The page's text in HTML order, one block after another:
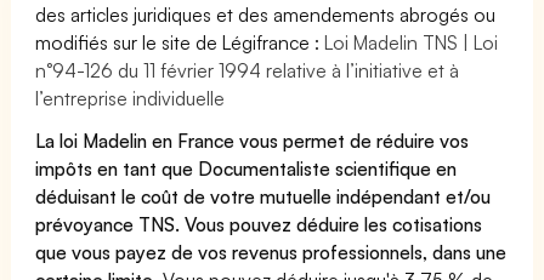
des articles juridiques et des amendements abrogés ou
modifiés sur le site de Légifrance :Loi Madelin TNS | Loi
n°94-126 du 11 février 1994 relative à l’initiative et à
l’entreprise individuelle
La loi Madelin en France vous permet de réduire vos
impôts en tant que Documentaliste scientifique en
déduisant le coût de votre mutuelle indépendant et/ou
prévoyance TNS. Vous pouvez déduire les cotisations
que vous payez de vos revenus professionnels, dans une